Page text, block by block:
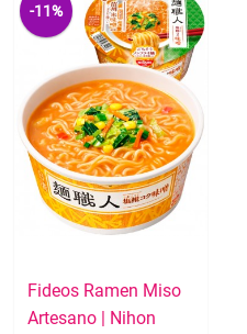
-11%
Fideos Ramen Miso
Artesano | Nihon